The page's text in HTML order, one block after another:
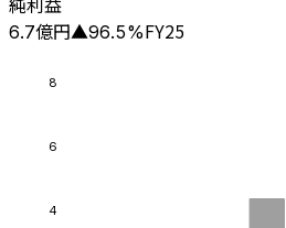
6.7億円▲96.5%FY25
4
6
8